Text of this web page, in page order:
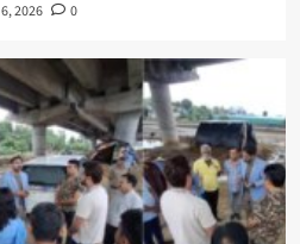
2026 0